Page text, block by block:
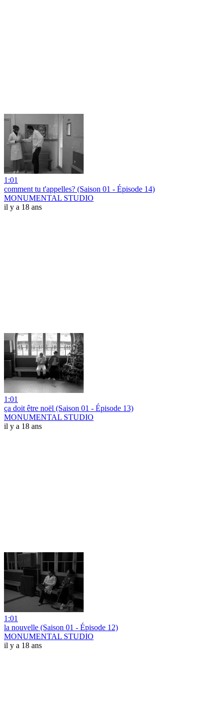
1:01
comment tu t'appelles? (Saison 01 - Épisode 14)
MONUMENTAL STUDIO
il y a 18 ans
1:01
ça doit être noël (Saison 01 - Épisode 13)
MONUMENTAL STUDIO
il y a 18 ans
1:01
la nouvelle (Saison 01 - Épisode 12)
MONUMENTAL STUDIO
il y a 18 ans